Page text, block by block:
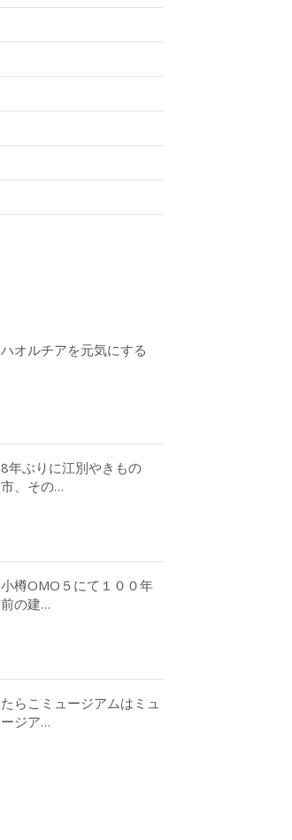
ハオルチアを元気にする
8年ぶりに江別やきもの
市、その…
小樽OMO５にて１００年
前の建…
たらこミュージアムはミュ
ージア…